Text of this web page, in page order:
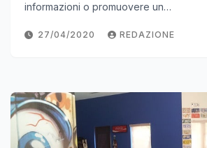
informazioni o promuovere un…
27/04/2020 REDAZIONE